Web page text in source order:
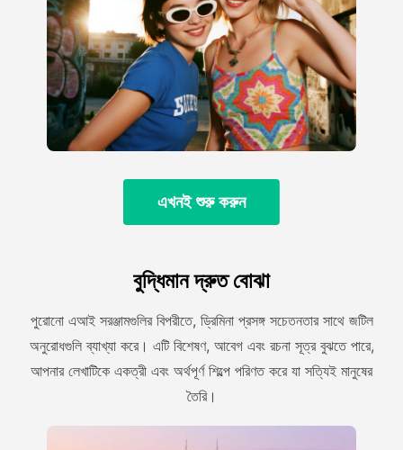
এখনই শুরু করুন
বুদ্ধিমান দ্রুত বোঝা
পুরোনো এআই সরঞ্জামগুলির বিপরীতে, ড্রিমিনা প্রসঙ্গ সচেতনতার সাথে জটিল
অনুরোধগুলি ব্যাখ্যা করে। এটি বিশেষণ, আবেগ এবং রচনা সূত্র বুঝতে পারে,
আপনার লেখাটিকে একত্রী এবং অর্থপূর্ণ শিল্পে পরিণত করে যা সত্যিই মানুষের
তৈরি।